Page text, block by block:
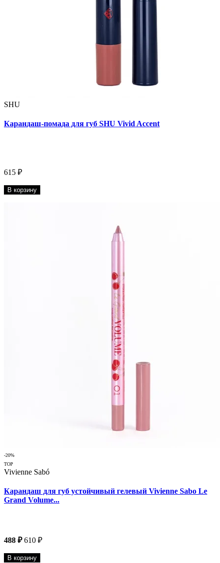
SHU
Карандаш-помада для губ SHU Vivid Accent
615 ₽
В корзину
-20%
TOP
Vivienne Sabó
Карандаш для губ устойчивый гелевый Vivienne Sabo Le
Grand Volume...
488 ₽ 610 ₽
В корзину